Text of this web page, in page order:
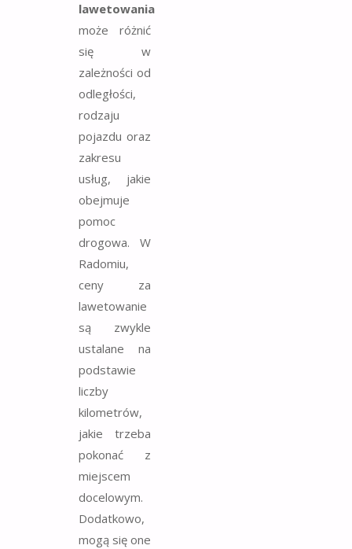
lawetowania
może różnić
się w
zależności od
odległości,
rodzaju
pojazdu oraz
zakresu
usług, jakie
obejmuje
pomoc
drogowa. W
Radomiu,
ceny za
lawetowanie
są zwykle
ustalane na
podstawie
liczby
kilometrów,
jakie trzeba
pokonać z
miejscem
docelowym.
Dodatkowo,
mogą się one